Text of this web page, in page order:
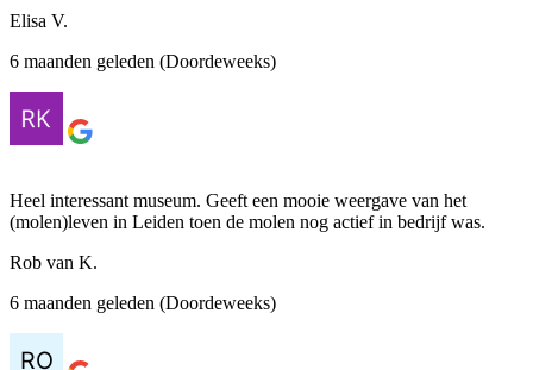
Elisa V.
6 maanden geleden (Doordeweeks)
Heel interessant museum. Geeft een mooie weergave van het
(molen)leven in Leiden toen de molen nog actief in bedrijf was.
Rob van K.
6 maanden geleden (Doordeweeks)